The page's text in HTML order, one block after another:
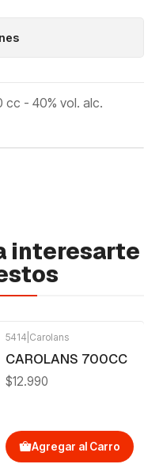
cc - 40% vol. alc.
interesarte
5414 Carolans
CAROLANS 700CC
$12.990
Agregar al Carro